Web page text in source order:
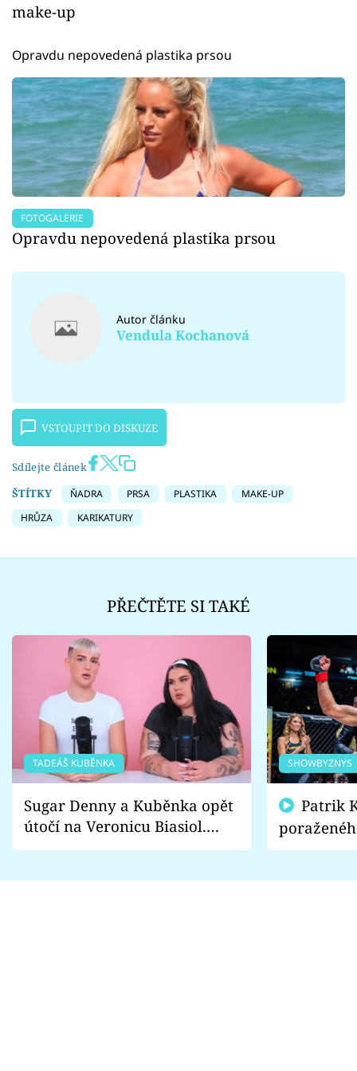
make-up
Opravdu nepovedená plastika prsou
FOTOGALERIE
Opravdu nepovedená plastika prsou
Autor článku
Vendula Kochanová
VSTOUPIT DO DISKUZE
Sdílejte článek
ŠTÍTKY
ŇADRA PRSA PLASTIKA
MAKE-UP
HRŮZA
KARIKATURY
PŘEČTĚTE SI TAKÉ
TADEÁŠ KUBĚNKA
Sugar Denny a Kuběnka opět
útočí na Veronicu Biasiol.
Proč je podle nich falešná a
SHOWBYZNYS
fanoušci